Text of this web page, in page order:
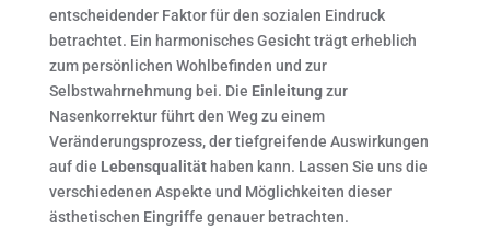
entscheidender Faktor für den sozialen Eindruck
betrachtet. Ein harmonisches Gesicht trägt erheblich
zum persönlichen Wohlbefinden und zur
Selbstwahrnehmung bei. Die Einleitungzur
Nasenkorrektur führt den Weg zu einem
Veränderungsprozess, der tiefgreifende Auswirkungen
auf die Lebensqualitäthaben kann. Lassen Sie uns die
verschiedenen Aspekte und Möglichkeiten dieser
ästhetischen Eingriffe genauer betrachten.